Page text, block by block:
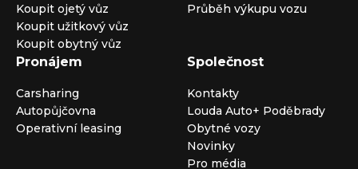
Koupit ojetý vůz
Koupit užitkový vůz
Koupit obytný vůz
Průběh výkupu vozu
Pronájem
Carsharing
Autopůjčovna
Operativní leasing
Společnost
Kontakty
Louda Auto+ Poděbrady
Obytné vozy
Novinky
Pro média